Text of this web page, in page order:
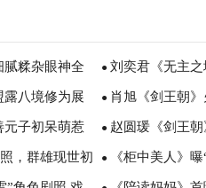
糅杂眼神全 ● 刘奕君《无主
八境修为展 ● 肖旭《剑王朝
元子初呆萌惹 ● 赵圆瑗《剑王
自指点超A夜策
，群雄现世初 ● 《柜中美人》